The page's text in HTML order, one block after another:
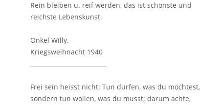
Rein bleiben u. reif werden, das ist schönste und
reichste Lebenskunst.
Onkel Willy.
Kriegsweihnacht 1940
Frei sein heisst nicht: Tun dürfen, was du möchtest,
sondern tun wollen, was du musst; darum achte,